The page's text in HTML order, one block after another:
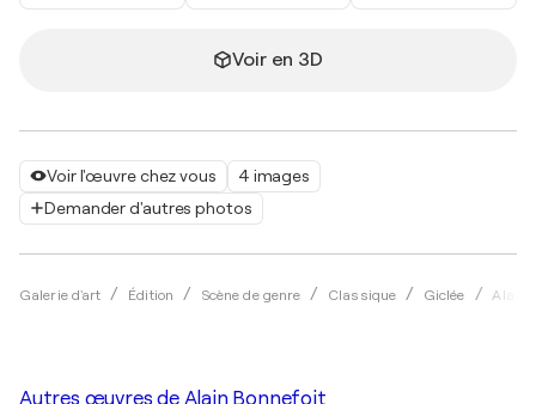
Voir l'œuvre chez vous
4 images
Demander d'autres photos
Galerie d'art Édition Scène de genre Classique Giclée Alain
Voir en 3D
Autres œuvres de Alain Bonnefoit